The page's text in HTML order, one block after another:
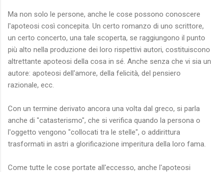
Ma non solo le persone, anche le cose possono conoscere
l'apoteosi così concepita. Un certo romanzo di uno scrittore,
un certo concerto, una tale scoperta, se raggiungono il punto
più alto nella produzione dei loro rispettivi autori, costituiscono
altrettante apoteosi della cosa in sé. Anche senza che vi sia un
autore: apoteosi dell'amore, della felicità, del pensiero
razionale, ecc.
Con un termine derivato ancora una volta dal greco, si parla
anche di "catasterismo", che si verifica quando la persona o
l'oggetto vengono "collocati tra le stelle", o addirittura
trasformati in astri a glorificazione imperitura della loro fama.
Come tutte le cose portate all'eccesso, anche l'apoteosi